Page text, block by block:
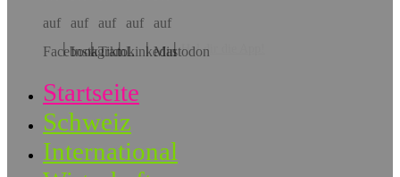
Hol dir die App!
Startseite
Schweiz
International